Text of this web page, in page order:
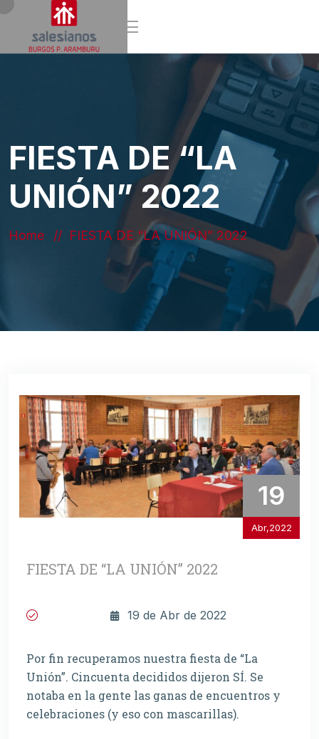
FIESTA DE “LA
UNIÓN” 2022
Home FIESTA DE “LA UNIÓN” 2022
19
Abr,2022
FIESTA DE “LA UNIÓN” 2022
19 de Abr de 2022
Por fin recuperamos nuestra fiesta de “La
Unión”. Cincuenta decididos dijeron SÍ. Se
notaba en la gente las ganas de encuentros y
celebraciones (y eso con mascarillas).